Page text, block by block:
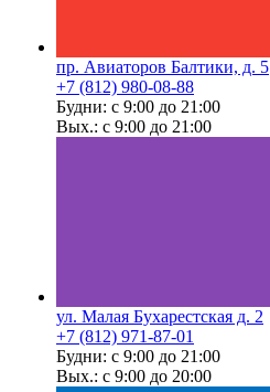
пр. Авиаторов Балтики, д. 5
+7 (812) 980-08-88
Будни: с 9:00 до 21:00
Вых.: с 9:00 до 21:00
ул. Малая Бухарестская д. 2
+7 (812) 971-87-01
Будни: с 9:00 до 21:00
Вых.: с 9:00 до 20:00